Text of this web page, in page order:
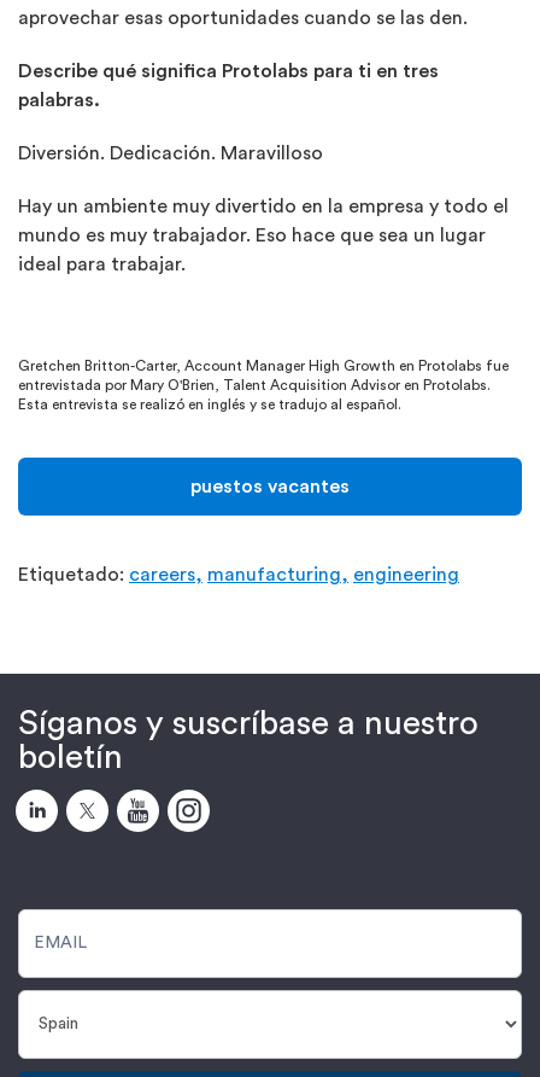
aprovechar esas oportunidades cuando se las den.
Describe qué significa Protolabs para ti en tres
palabras.
Diversión. Dedicación. Maravilloso
Hay un ambiente muy divertido en la empresa y todo el
mundo es muy trabajador. Eso hace que sea un lugar
ideal para trabajar.
Gretchen Britton-Carter, Account Manager High Growth en Protolabs fue
entrevistada por Mary O'Brien, Talent Acquisition Advisor en Protolabs.
Esta entrevista se realizó en inglés y se tradujo al español.
puestos vacantes
Etiquetado: careers, manufacturing, engineering
Síganos y suscríbase a nuestro
boletín